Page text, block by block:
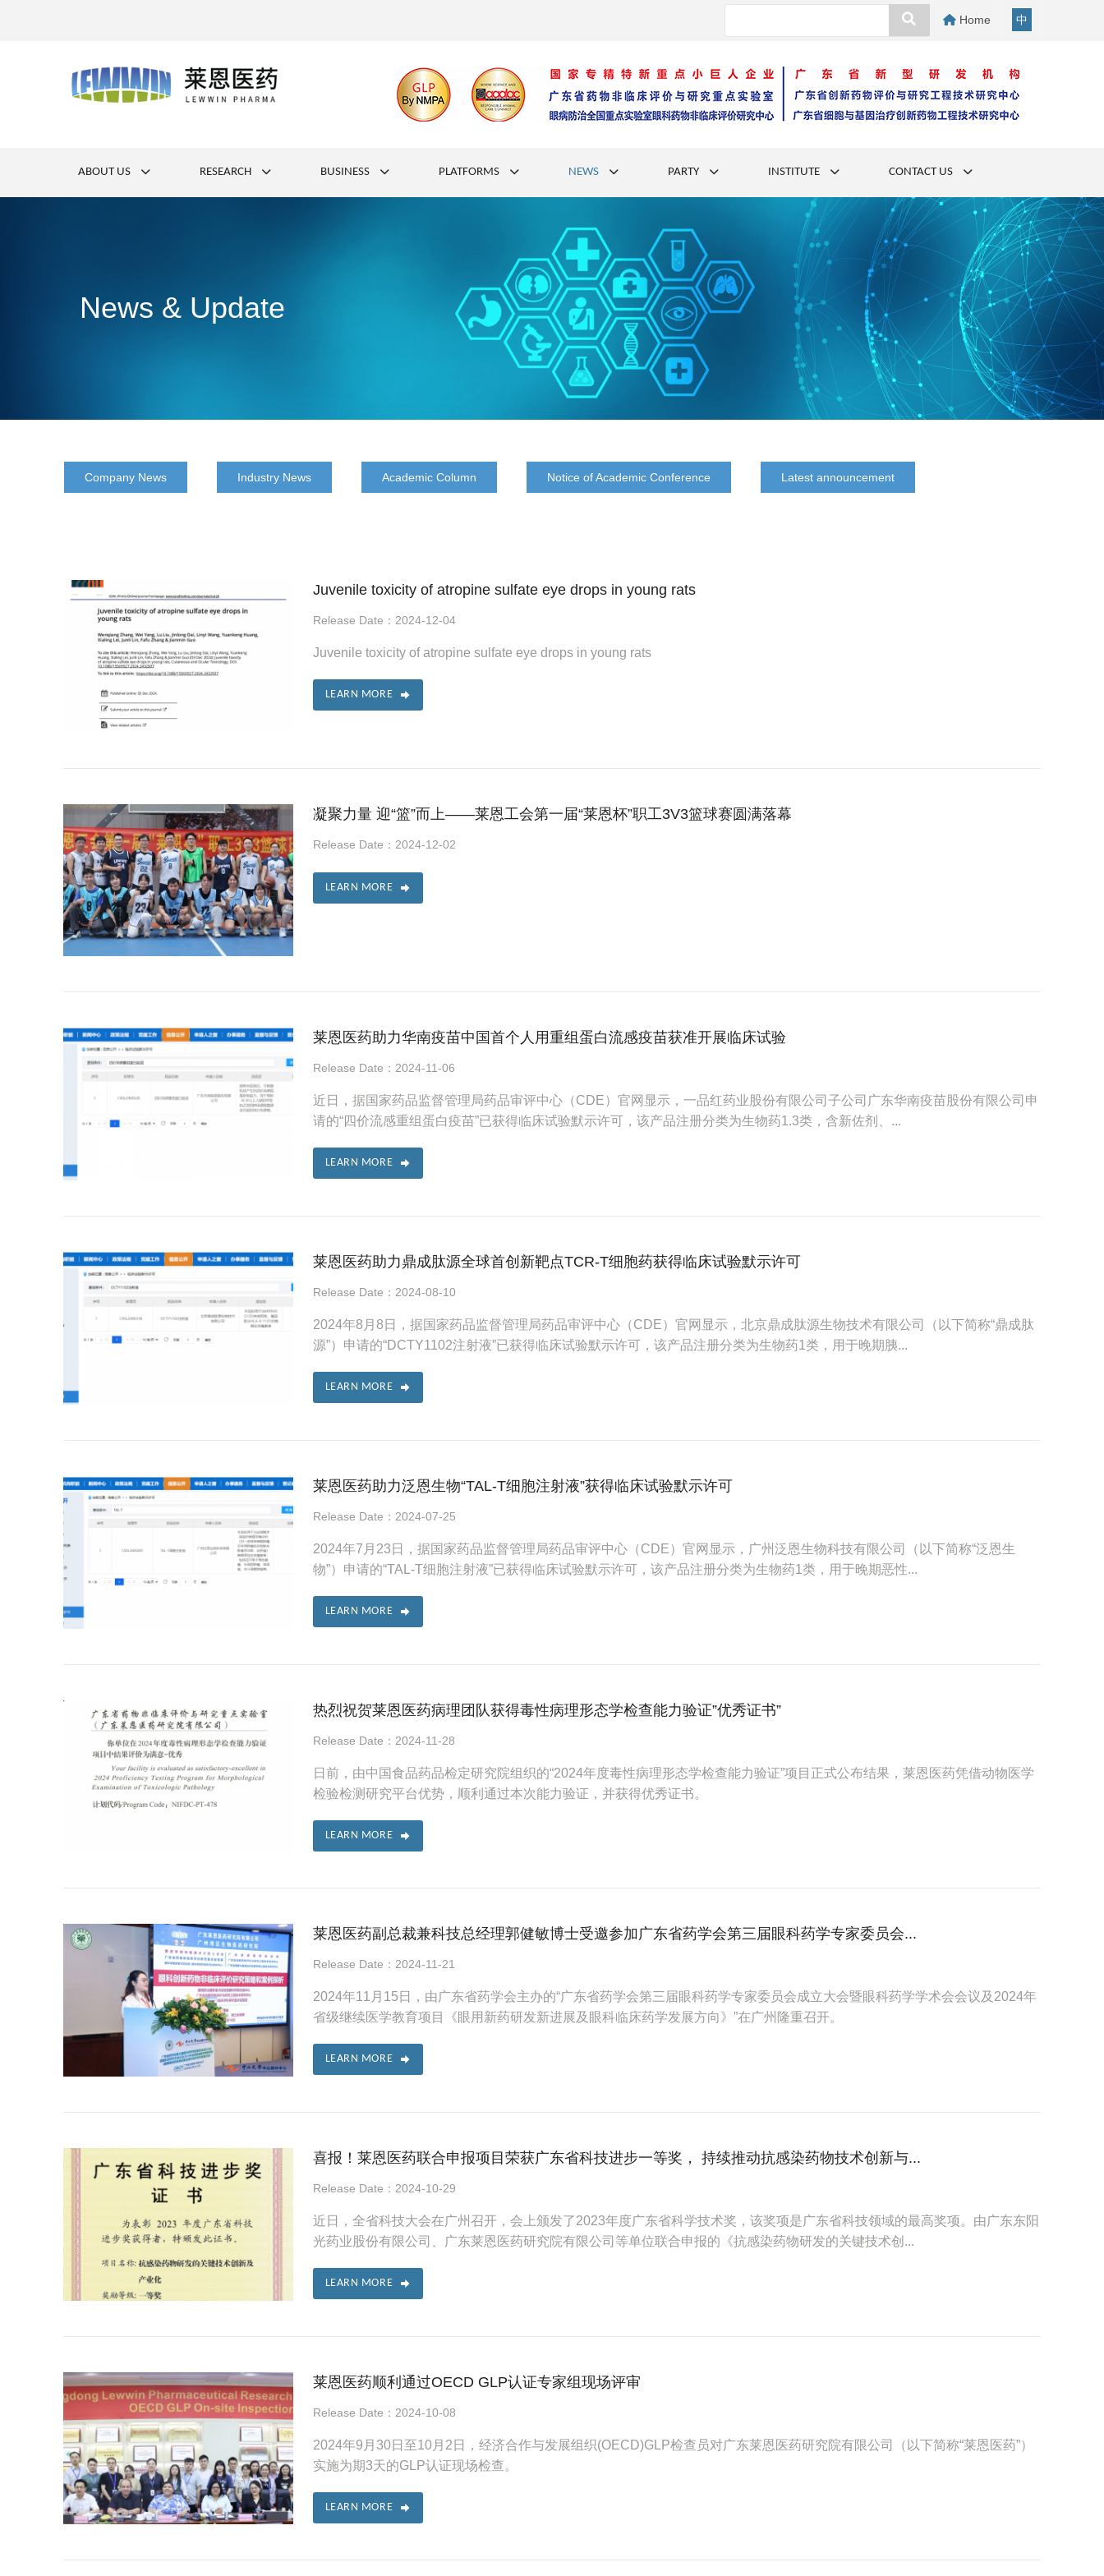
Home 中
ABOUT US RESEARCH BUSINESS PLATFORMS NEWS PARTY INSTITUTE CONTACT US
News & Update
Company News Industry News Academic Column Notice of Academic Conference Latest announcement
Juvenile toxicity of atropine sulfate eye drops in young rats
Release Date：2024-12-04
Juvenile toxicity of atropine sulfate eye drops in young rats
LEARN MORE
凝聚力量 迎“篮”而上——莱恩工会第一届“莱恩杯”职工3V3篮球赛圆满落幕
Release Date：2024-12-02
LEARN MORE
莱恩医药助力华南疫苗中国首个人用重组蛋白流感疫苗获准开展临床试验
Release Date：2024-11-06
近日，据国家药品监督管理局药品审评中心（CDE）官网显示，一品红药业股份有限公司子公司广东华南疫苗股份有限公司申
请的“四价流感重组蛋白疫苗”已获得临床试验默示许可，该产品注册分类为生物药1.3类，含新佐剂、...
LEARN MORE
莱恩医药助力鼎成肽源全球首创新靶点TCR-T细胞药获得临床试验默示许可
Release Date：2024-08-10
2024年8月8日，据国家药品监督管理局药品审评中心（CDE）官网显示，北京鼎成肽源生物技术有限公司（以下简称“鼎成肽
源”）申请的“DCTY1102注射液”已获得临床试验默示许可，该产品注册分类为生物药1类，用于晚期胰...
LEARN MORE
莱恩医药助力泛恩生物“TAL-T细胞注射液”获得临床试验默示许可
Release Date：2024-07-25
2024年7月23日，据国家药品监督管理局药品审评中心（CDE）官网显示，广州泛恩生物科技有限公司（以下简称“泛恩生
物”）申请的“TAL-T细胞注射液”已获得临床试验默示许可，该产品注册分类为生物药1类，用于晚期恶性...
LEARN MORE
热烈祝贺莱恩医药病理团队获得毒性病理形态学检查能力验证”优秀证书”
Release Date：2024-11-28
日前，由中国食品药品检定研究院组织的“2024年度毒性病理形态学检查能力验证”项目正式公布结果，莱恩医药凭借动物医学
检验检测研究平台优势，顺利通过本次能力验证，并获得优秀证书。
LEARN MORE
莱恩医药副总裁兼科技总经理郭健敏博士受邀参加广东省药学会第三届眼科药学专家委员会...
Release Date：2024-11-21
2024年11月15日，由广东省药学会主办的“广东省药学会第三届眼科药学专家委员会成立大会暨眼科药学学术会会议及2024年
省级继续医学教育项目《眼用新药研发新进展及眼科临床药学发展方向》”在广州隆重召开。
LEARN MORE
喜报！莱恩医药联合申报项目荣获广东省科技进步一等奖， 持续推动抗感染药物技术创新与...
Release Date：2024-10-29
近日，全省科技大会在广州召开，会上颁发了2023年度广东省科学技术奖，该奖项是广东省科技领域的最高奖项。由广东东阳
光药业股份有限公司、广东莱恩医药研究院有限公司等单位联合申报的《抗感染药物研发的关键技术创...
LEARN MORE
莱恩医药顺利通过OECD GLP认证专家组现场评审
Release Date：2024-10-08
2024年9月30日至10月2日，经济合作与发展组织(OECD)GLP检查员对广东莱恩医药研究院有限公司（以下简称“莱恩医药”）
实施为期3天的GLP认证现场检查。
LEARN MORE